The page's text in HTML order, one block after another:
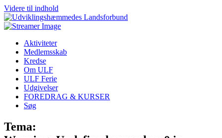
Videre til indhold
Aktiviteter
Medlemsskab
Kredse
Om ULF
ULF Ferie
Udgivelser
FOREDRAG & KURSER
Søg
Tema: